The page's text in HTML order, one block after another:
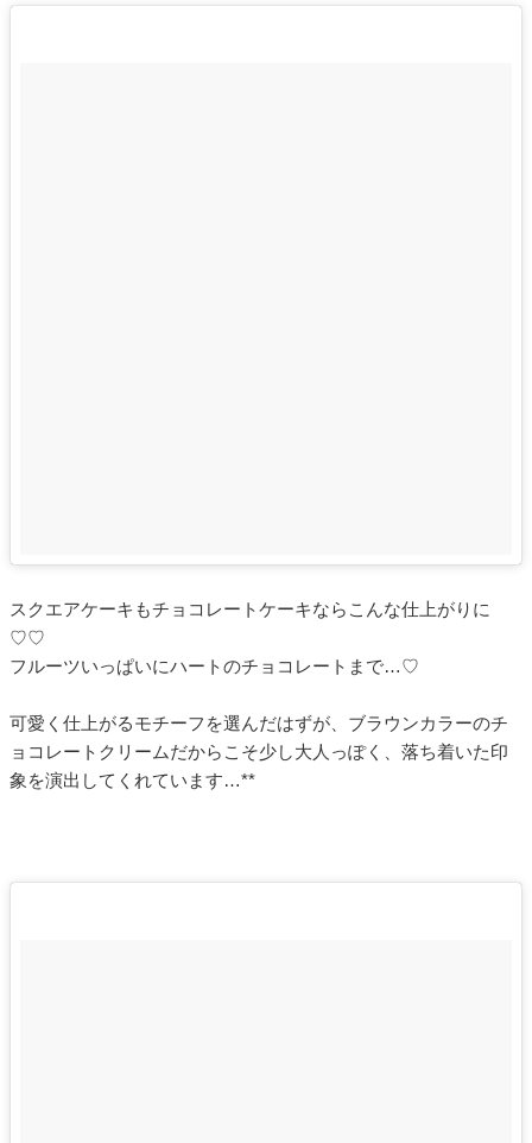
スクエアケーキもチョコレートケーキならこんな仕上がりに
♡♡
フルーツいっぱいにハートのチョコレートまで…♡
可愛く仕上がるモチーフを選んだはずが、ブラウンカラーのチ
ョコレートクリームだからこそ少し大人っぽく、落ち着いた印
象を演出してくれています…**